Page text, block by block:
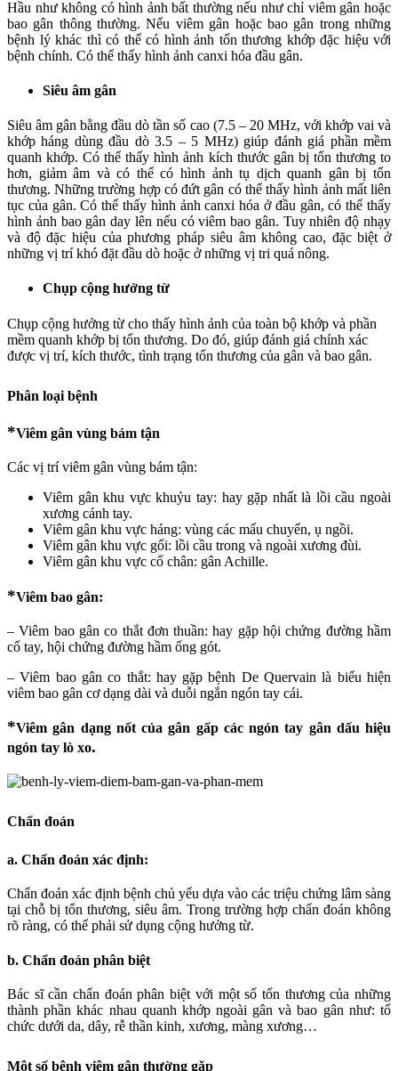
Hầu như không có hình ảnh bất thường nếu như chỉ viêm gân hoặc
bao gân thông thường. Nếu viêm gân hoặc bao gân trong những
bệnh lý khác thì có thể có hình ảnh tổn thương khớp đặc hiệu với
bệnh chính. Có thể thấy hình ảnh canxi hóa đầu gân.
Siêu âm gân
Siêu âm gân bằng đầu dò tần số cao (7.5 – 20 MHz, với khớp vai và
khớp háng dùng đầu dò 3.5 – 5 MHz) giúp đánh giá phần mềm
quanh khớp. Có thể thấy hình ảnh kích thước gân bị tổn thương to
hơn, giảm âm và có thể có hình ảnh tụ dịch quanh gân bị tổn
thương. Những trường hợp có đứt gân có thể thấy hình ảnh mất liên
tục của gân. Có thể thấy hình ảnh canxi hóa ở đầu gân, có thể thấy
hình ảnh bao gân day lên nếu có viêm bao gân. Tuy nhiên độ nhạy
và độ đặc hiệu của phương pháp siêu âm không cao, đặc biệt ở
những vị trí khó đặt đầu dò hoặc ở những vị tri quá nông.
Chụp cộng hưởng từ
Chụp cộng hưởng từ cho thấy hình ảnh của toàn bộ khớp và phần
mềm quanh khớp bị tổn thương. Do đó, giúp đánh giá chính xác
được vị trí, kích thước, tình trạng tổn thương của gân và bao gân.
Phân loại bệnh
*Viêm gân vùng bám tận
Các vị trí viêm gân vùng bám tận:
Viêm gân khu vực khuỷu tay: hay gặp nhất là lồi cầu ngoài
xương cánh tay.
Viêm gân khu vực háng: vùng các mấu chuyển, ụ ngồi.
Viêm gân khu vực gối: lồi cầu trong và ngoài xương đùi.
Viêm gân khu vực cổ chân: gân Achille.
*Viêm bao gân:
– Viêm bao gân co thắt đơn thuần: hay gặp hội chứng đường hầm
cổ tay, hội chứng đường hầm ống gót.
– Viêm bao gân co thắt: hay gặp bệnh De Quervain là biểu hiện
viêm bao gân cơ dạng dài và duỗi ngắn ngón tay cái.
*Viêm gân dạng nốt của gân gấp các ngón tay gân dấu hiệu
ngón tay lò xo.
Chẩn đoán
a. Chẩn đoán xác định:
Chẩn đoán xác định bệnh chủ yếu dựa vào các triệu chứng lâm sàng
tại chỗ bị tổn thương, siêu âm. Trong trường hợp chẩn đoán không
rõ ràng, có thể phải sử dụng cộng hưởng từ.
b. Chẩn đoán phân biệt
Bác sĩ cần chẩn đoán phân biệt với một số tổn thương của những
thành phần khác nhau quanh khớp ngoài gân và bao gân như: tổ
chức dưới da, dây, rễ thần kinh, xương, màng xương…
Một số bệnh viêm gân thường gặp